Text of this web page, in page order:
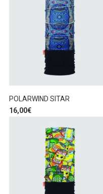
POLARWIND SITAR
16,00€